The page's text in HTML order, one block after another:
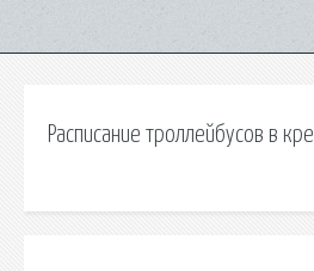
Расписание троллейбусов в